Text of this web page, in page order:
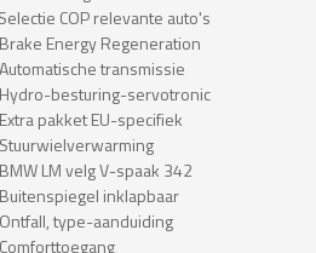
COP relevante auto's
Energy Regeneration
transmissie
besturing-servotronic
pakket EU-specifiek
LM velg V-spaak 342
inklapbaar
type-aanduiding